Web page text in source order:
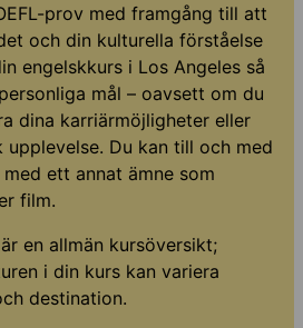
prov med framgång till att
och din kulturella förståelse
engelskkurs i Los Angeles så
mål – oavsett om du
dina karriärmöjligheter eller
upplevelse. Du kan till och med
ett annat ämne som
film.
en allmän kursöversikt;
i din kurs kan variera
destination.